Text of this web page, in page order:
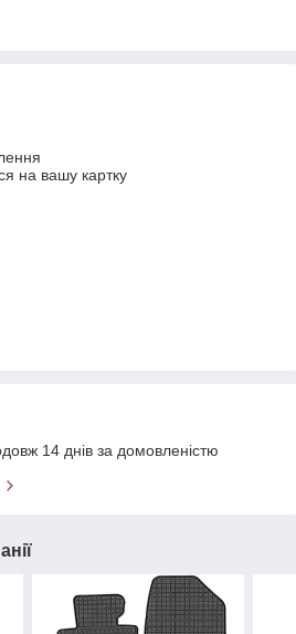
на вашу картку
14 днів за домовленістю